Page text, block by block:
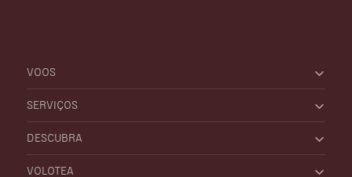
VOOS
SERVIÇOS
DESCUBRA
VOLOTEA